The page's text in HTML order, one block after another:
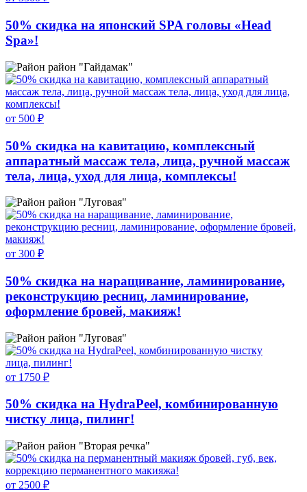
50% скидка на японский SPA головы «Head
Spa»!
район "Гайдамак"
от 500 ₽
50% скидка на кавитацию, комплексный
аппаратный массаж тела, лица, ручной массаж
тела, лица, уход для лица, комплексы!
район "Луговая"
от 300 ₽
50% скидка на наращивание, ламинирование,
реконструкцию ресниц, ламинирование,
оформление бровей, макияж!
район "Луговая"
от 1750 ₽
50% скидка на HydraPeel, комбинированную
чистку лица, пилинг!
район "Вторая речка"
от 2500 ₽